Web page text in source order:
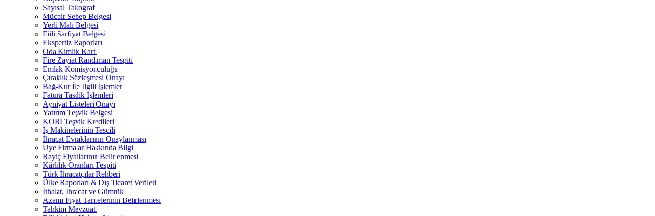
Sayısal Takograf
Mücbir Sebep Belgesi
Yerli Malı Belgesi
Fiili Sarfiyat Belgesi
Ekspertiz Raporları
Oda Kimlik Kartı
Fire Zayiat Randıman Tespiti
Emlak Komisyonculuğu
Çıraklık Sözleşmesi Onayı
Bağ-Kur İle İlgili İşlemler
Fatura Tasdik İşlemleri
Ayniyat Listeleri Onayı
Yatırım Teşvik Belgesi
KOBİ Teşvik Kredileri
İş Makinelerinin Tescili
İhracat Evraklarının Onaylanması
Üye Firmalar Hakkında Bilgi
Rayiç Fiyatlarının Belirlenmesi
Kârlılık Oranları Tespiti
Türk İhracatçılar Rehberi
Ülke Raporları & Dış Ticaret Verileri
İthalat, İhracat ve Gümrük
Azami Fiyat Tarifelerinin Belirlenmesi
Tahkim Mevzuatı